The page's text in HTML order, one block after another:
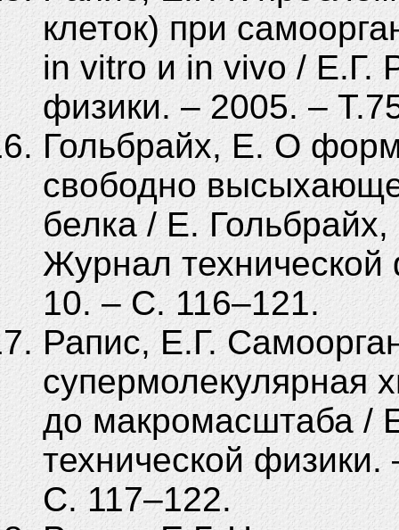
клеток) при
in vitro и in vivo / Е.Г.
физики. – 2005. –
Гольбрайх, Е. О
свободно
белка / Е.
Журнал
10. – С. 116–121.
Рапис, Е.Г.
супермолекулярная
до макромасштаба /
технической
С. 117–122.